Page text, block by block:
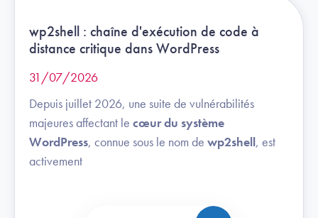
wp2shell : chaîne d'exécution de code à
distance critique dans WordPress
31/07/2026
Depuis juillet 2026, une suite de vulnérabilités
majeures affectant le cœur du système
WordPress, connue sous le nom de wp2shell, est
activement